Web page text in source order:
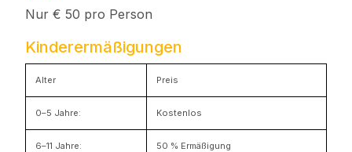
Nur € 50 pro Person
Kinderermäßigungen
Alter Preis
0–5 Jahre: Kostenlos
6–11 Jahre: 50 % Ermäßigung